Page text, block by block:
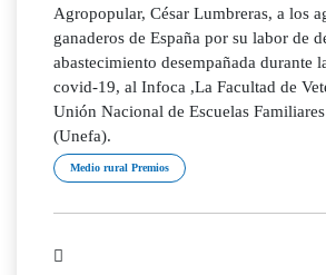
Agropopular, César Lumbreras, a los
ganaderos de España por su labor de
abastecimiento desempañada durante
covid-19, al Infoca ,La Facultad de
Unión Nacional de Escuelas
(Unefa).
Medio rural Premios